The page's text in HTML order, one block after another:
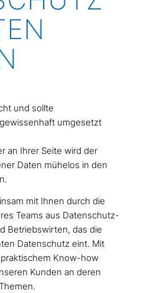
und sollte
umgesetzt
an Ihrer Seite wird der
Daten mühelos in den
mit Ihnen durch die
Teams aus Datenschutz-
Betriebswirten, das die
Datenschutz eint. Mit
Know-how
Kunden an deren